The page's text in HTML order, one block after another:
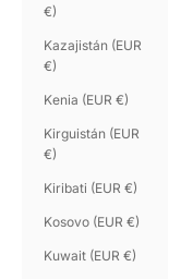
€)
Kazajistán (EUR
€)
Kenia (EUR €)
Kirguistán (EUR
€)
Kiribati (EUR €)
Kosovo (EUR €)
Kuwait (EUR €)